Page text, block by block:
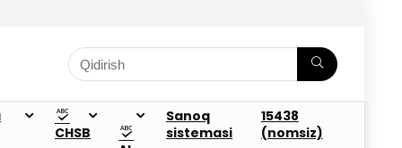
CHSB
Sanoq
sistemasi
15438
(nomsiz)